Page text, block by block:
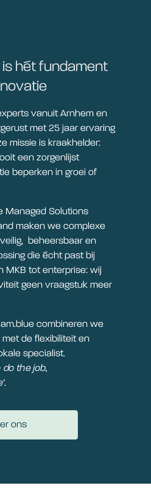
is hét fundament
vanuit Arnhem en
met 25 jaar ervaring
missie is kraakhelder:
een zorgenlijst
beperken in groei of
Managed Solutions
maken we complexe
beheersbaar en
die écht past bij
MKB tot enterprise: wij
geen vraagstuk meer
combineren we
de flexibiliteit en
specialist.
do the job,
.
ons